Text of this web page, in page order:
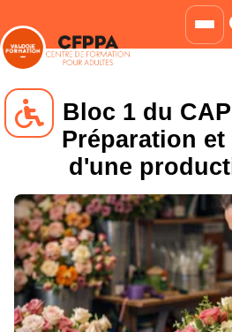
Bloc 1 du
Préparation
d'une
Navigation clavier Blocs
Niveau de gris